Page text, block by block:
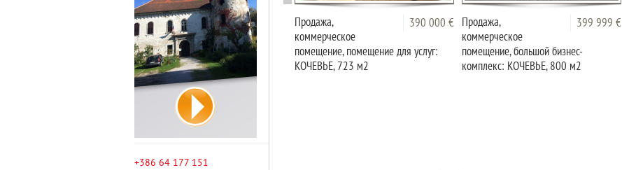
390 000 €
Продажа,
коммерческое
помещение, помещение для услуг:
КОЧЕВЬЕ, 723 м2
399 999 €
Продажа,
коммерческое
помещение, большой бизнес-
комплекс: КОЧЕВЬЕ, 800 м2
+386 64 177 151